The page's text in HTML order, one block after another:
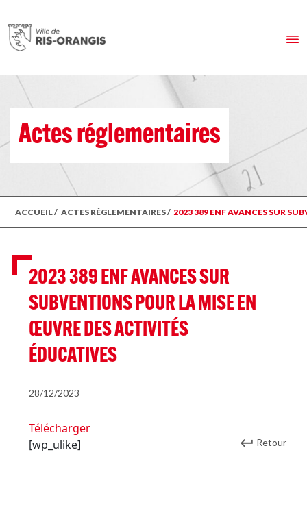
Actes réglementaires
ACCUEIL/ ACTES RÉGLEMENTAIRES/ 2023 389 ENF AVANCES SUR
2023 389 ENF AVANCES SUR
SUBVENTIONS POUR LA MISE EN
ŒUVRE DES ACTIVITÉS
ÉDUCATIVES
28/12/2023
Télécharger
[wp_ulike]
Retour